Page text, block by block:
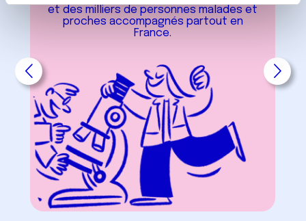
et des milliers de personnes malades et
proches accompagnés partout en
France.
slide
slide suivant